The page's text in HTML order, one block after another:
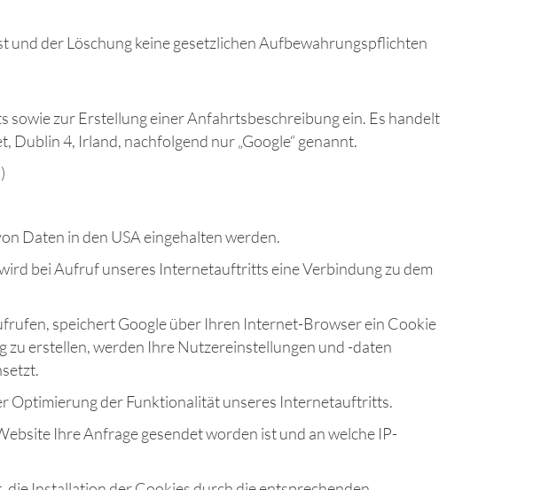
der Löschung keine gesetzlichen Aufbewahrungspflichten
zur Erstellung einer Anfahrtsbeschreibung ein. Es handelt
4, Irland, nachfolgend nur „Google“ genannt.
Daten in den USA eingehalten werden.
bei Aufruf unseres Internetauftritts eine Verbindung zu dem
speichert Google über Ihren Internet-Browser ein Cookie
erstellen, werden Ihre Nutzereinstellungen und -daten
Optimierung der Funktionalität unseres Internetauftritts.
Ihre Anfrage gesendet worden ist und an welche IP-